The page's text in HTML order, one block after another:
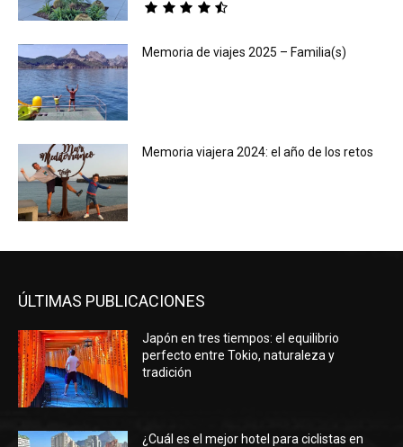
Memoria de viajes 2025 – Familia(s)
Memoria viajera 2024: el año de los retos
ÚLTIMAS PUBLICACIONES
Japón en tres tiempos: el equilibrio
perfecto entre Tokio, naturaleza y
tradición
¿Cuál es el mejor hotel para ciclistas en